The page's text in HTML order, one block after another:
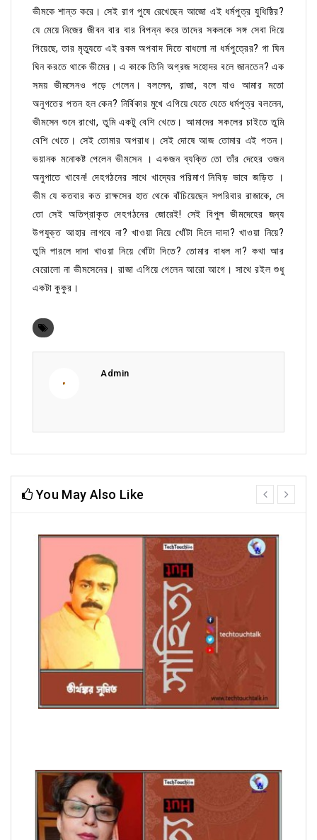
ভীমকে শান্ত করে। সেই রাগ পুষে রেখেছেন আজো এই ধর্মপুত্র যুধিষ্ঠির?
যে মেয়ে নিজের জীবন বার বার বিপন্ন করে তাদের সকলকে সঙ্গ সেবা দিয়ে
গিয়েছে, তার মৃত্যুতে এই রকম অপবাদ দিতে বাধলো না ধর্মপুত্রের? গা ঘিন
ঘিন করতে থাকে ভীমের। এ কাকে তিনি অগ্রজ সহোদর বলে জানতেন? এক
সময় ভীমসেনও পড়ে গেলেন। বললেন, রাজা, বলে যাও আমার মতো
অনুগতের পতন হল কেন? নির্বিকার মুখে এগিয়ে যেতে যেতে ধর্মপুত্র বললেন,
ভীমসেন শুনে রাখো, তুমি একটু বেশি খেতে। আমাদের সকলের চাইতে তুমি
বেশি খেতে। সেই তোমার অপরাধ। সেই দোষে আজ তোমার এই পতন।
ভয়ানক মনোকষ্ট পেলেন ভীমসেন । একজন ব্যক্তি তো তাঁর দেহের ওজন
অনুপাতে খাবেন! দেহগঠনের সাথে খাদ্যের পরিমাণ নিবিড় ভাবে জড়িত ।
ভীম যে কতবার কত রাক্ষসের হাত থেকে বাঁচিয়েছেন সপরিবার রাজাকে, সে
তো সেই অতিপ্রাকৃত দেহগঠনের জোরেই! সেই বিপুল ভীমদেহের জন্য
উপযুক্ত আহার লাগবে না? খাওয়া নিয়ে খোঁটা দিলে দাদা? খাওয়া নিয়ে?
তুমি পারলে দাদা খাওয়া নিয়ে খোঁটা দিতে? তোমার বাধল না? কথা আর
বেরোলো না ভীমসেনের। রাজা এগিয়ে গেলেন আরো আগে। সাথে রইল শুধু
একটা কুকুর।
Admin
You May Also Like
prev